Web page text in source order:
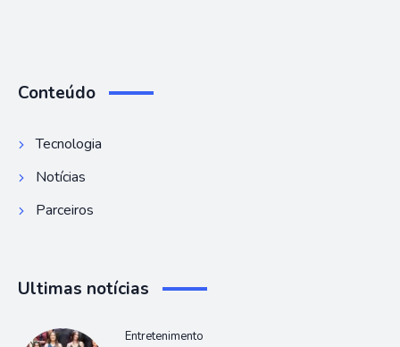
Conteúdo
Tecnologia
Notícias
Parceiros
Ultimas notícias
Entretenimento